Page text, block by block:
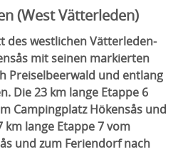
(West Vätterleden)
des westlichen Vätterleden-
mit seinen markierten
Preiselbeerwald und entlang
Die 23 km lange Etappe 6
Campingplatz Hökensås und
lange Etappe 7 vom
und zum Feriendorf nach